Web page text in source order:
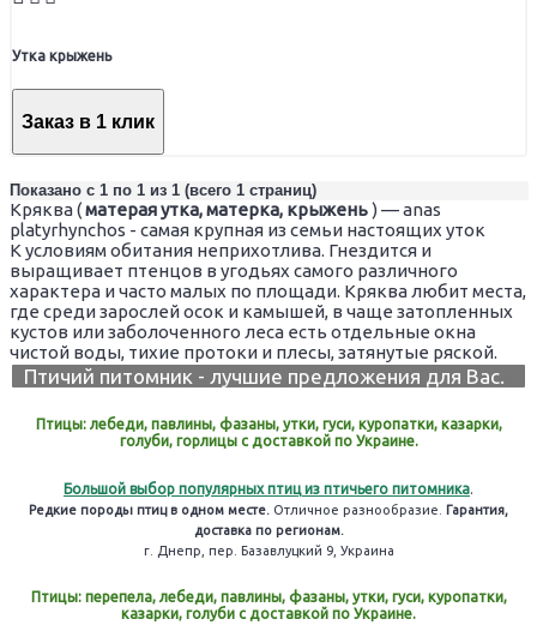
Утка крыжень
Заказ в 1 клик
Показано с 1 по 1 из 1 (всего 1 страниц)
Кряква (матерая утка, матерка, крыжень) — anas
platyrhynchos - самая крупная из семьи настоящих уток
К условиям обитания неприхотлива. Гнездится и
выращивает птенцов в угодьях самого различного
характера и часто малых по площади. Кряква любит места,
где среди зарослей осок и камышей, в чаще затопленных
кустов или заболоченного леса есть отдельные окна
чистой воды, тихие протоки и плесы, затянутые ряской.
Птичий питомник - лучшие предложения для Вас.
Птицы: лебеди, павлины, фазаны, утки, гуси, куропатки, казарки,
голуби, горлицы с доставкой по Украине.
Большой выбор популярных птиц из птичьего питомника.
Редкие породы птиц в одном месте. Отличное разнообразие. Гарантия,
доставка по регионам.
г. Днепр, пер. Базавлуцкий 9, Украина
Птицы: перепела, лебеди, павлины, фазаны, утки, гуси, куропатки,
казарки, голуби с доставкой по Украине.